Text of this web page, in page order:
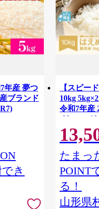
年産 夢つ
ブランド
き
【スピー
10kg
令和7年産
tf-hamxa10
たまっ
POINT
る！
山形県